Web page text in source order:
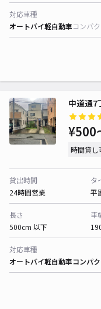
対応車種
オートバイ軽自動車コンパ
中道通
¥500
時間貸し
貸出時間
24時間営業
タ
平
長さ
500cm 以下
車
対応車種
オートバイ軽自動車コンパ